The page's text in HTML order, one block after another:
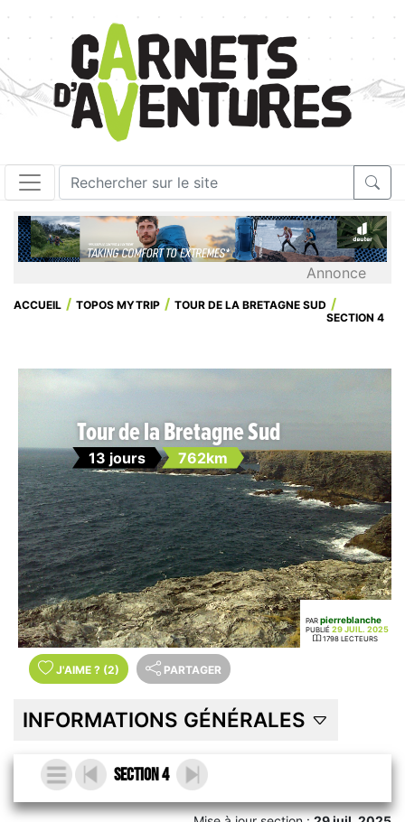
Annonce
ACCUEIL TOPOS MYTRIP
TOUR DE LA BRETAGNE SUD
SECTION 4
Tour de la Bretagne Sud
13 jours 762km
PAR pierreblanche
PUBLIÉ 29 JUIL. 2025
1798 LECTEURS
J'AIME ? (2) PARTAGER
INFORMATIONS GÉNÉRALES
Section 4